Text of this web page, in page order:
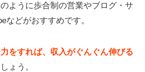
ように歩合制の営業やブログ・サ
などがおすすめです。
をすれば、収入がぐんぐん伸びる
ょう。